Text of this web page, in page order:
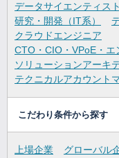
データサイエンティスト
研究・開発（IT系）
クラウドエンジニア
CTO・CIO・VPoE・
ソリューションアーキ
テクニカルアカウント
こだわり条件から探す
上場企業 グローバル